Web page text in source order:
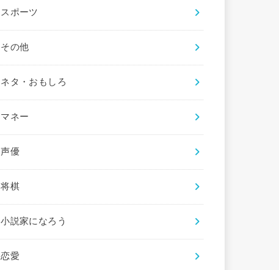
スポーツ
その他
ネタ・おもしろ
マネー
声優
将棋
小説家になろう
恋愛